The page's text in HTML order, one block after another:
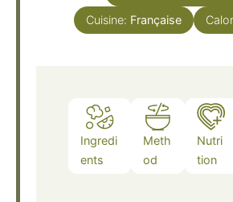
Cuisine: Française
Ingredi
ents
Meth
od
Nutri
tion